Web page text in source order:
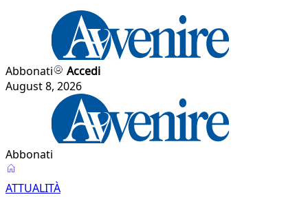
Abbonati
Accedi
August 8, 2026
Abbonati
ATTUALITÀ